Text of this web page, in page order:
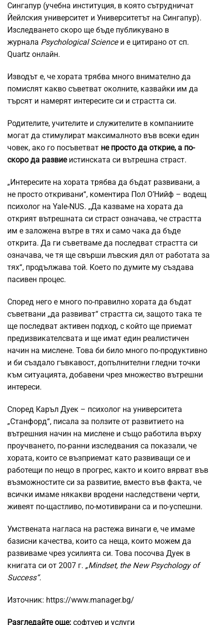
Сингапур (учебна институция, в която сътрудничат
Йейлския университет и Университетът на Сингапур).
Изследването скоро ще бъде публикувано в
журнала Psychological Scienceи е цитирано от сп.
Quartz онлайн.
Изводът е, че хората трябва много внимателно да
помислят какво съветват околните, казвайки им да
търсят и намерят интересите си и страстта си.
Родителите, учителите и служителите в компаниите
могат да стимулират максималното във всеки един
човек, ако го посъветват не просто да открие, а по-
скоро да развиеистинската си вътрешна страст.
„Интересите на хората трябва да бъдат развивани, а
не просто откривани“, коментира Пол О’Нийф – водещ
психолог на Yale-NUS. „Да казваме на хората да
открият вътрешната си страст означава, че страстта
им е заложена вътре в тях и само чака да бъде
открита. Да ги съветваме да последват страстта си
означава, че тя ще свърши лъвския дял от работата за
тях“, продължава той. Което по думите му създава
пасивен процес.
Според него е много по-правилно хората да бъдат
съветвани „да развиват“ страстта си, защото така те
ще последват активен подход, с който ще приемат
предизвикателсвата и ще имат един реалистичен
начин на мислене. Това би било много по-продуктивно
и би създало гъвкавост, допълнителни гледни точки
към ситуацията, добавени чрез множество вътрешни
интереси.
Според Каръл Дуек – психолог на университета
„Станфорд“, писала за ползите от развитието на
вътрешния начин на мислене и също работила върху
проучването, по-ранни изследвания са показали, че
хората, които се възприемат като развиващи се и
работещи по нещо в прогрес, както и които вярват във
възможностите си за развитие, вместо във факта, че
всички имаме някакви вродени наследствени черти,
живеят по-щастливо, по-мотивирани са и по-успешни.
Умствената нагласа на растежа винаги е, че имаме
базисни качества, които са неща, които можем да
развиваме чрез усилията си. Това посочва Дуек в
книгата си от 2007 г. „Mindset, the New Psychology of
Success“.
Източник: https://www.manager.bg/
Разгледайте още: софтуер и услуги